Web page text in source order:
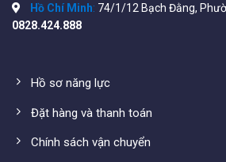
Hồ Chí Minh: 74/1/12 Bạch Đằng,
0828.424.888
Hồ sơ năng lực
Đặt hàng và thanh toán
Chính sách vận chuyển